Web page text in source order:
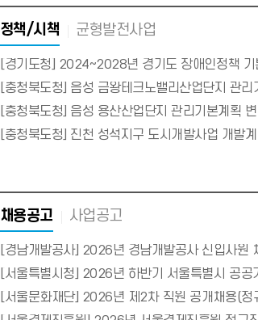
정책/시책
[경기도청] 2024~2028년 경기도 장애인정책
[충청북도청] 음성 금왕테크노밸리산업단지 관리
[충청북도청] 음성 용산산업단지 관리기본계획
[충청북도청] 진천 성석지구 도시개발사업 개발
균형발전사업
채용공고
[경남개발공사] 2026년 경남개발공사 신입사원
[서울특별시청] 2026년 하반기 서울특별시 공공
[서울문화재단] 2026년 제2차 직원 공개채용(정
사업공고